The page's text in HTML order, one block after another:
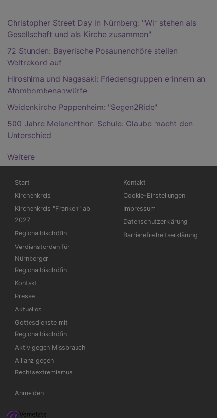
Christopher Street Day in Nürnberg: "Wir stehen als
Gesellschaft und als Kirche zusammen"
72 Stunden: Bayerische Posaunenchöre stellen
Weltrekord auf
Hiroshima und Nagasaki: Friedensgruppen erinnern an
Atombombenabwürfe
Weidenkirche Pappenheim: "Segen2Ride"
500 Jahre Melanchthon-Schule: Glaube macht den
Unterschied
Weitere
Hauptnavigation
Start
Kirchenkreis
Kirchenkreis "Franken" ab
2027
Regionalbischöfin
Verdienstorden für
Nürnberger
Regionalbischöfin
Kontakt
Presse
Aktuelles
Gottesdienste mit
Regionalbischöfin
Aktiv gegen Missbrauch
Allianz gegen
Rechtsextremismus
Fußbereichsmenü
Kontakt
Cookie-Einstellungen
Impressum
Datenschutzerklärung
Barrierefreiheitserklärung
Benutzermenü
Anmelden